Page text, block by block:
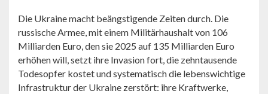
Die Ukraine macht beängstigende Zeiten durch. Die
russische Armee, mit einem Militärhaushalt von 106
Milliarden Euro, den sie 2025 auf 135 Milliarden Euro
erhöhen will, setzt ihre Invasion fort, die zehntausende
Todesopfer kostet und systematisch die lebenswichtige
Infrastruktur der Ukraine zerstört: ihre Kraftwerke,